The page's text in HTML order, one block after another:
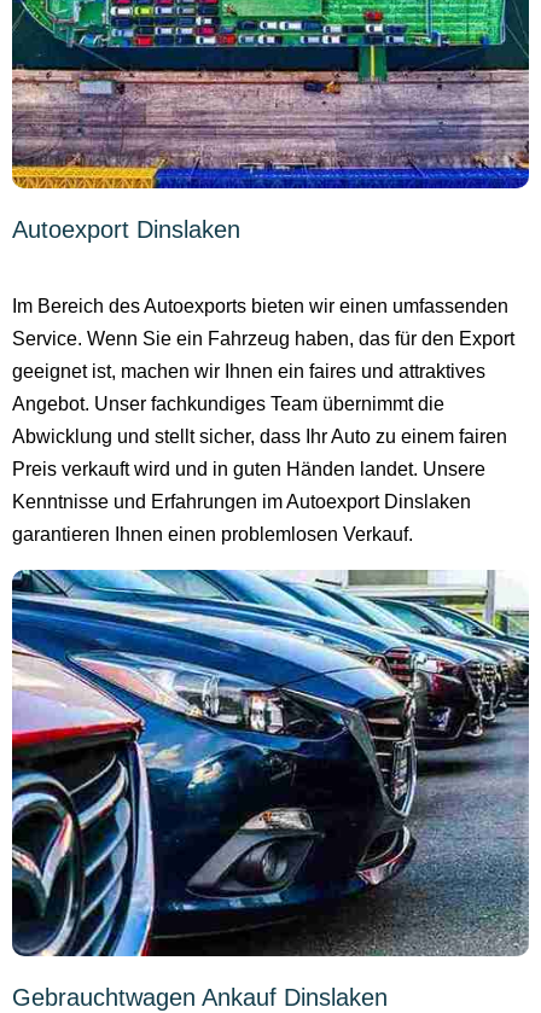
Autoexport Dinslaken
Im Bereich des Autoexports bieten wir einen umfassenden
Service. Wenn Sie ein Fahrzeug haben, das für den Export
geeignet ist, machen wir Ihnen ein faires und attraktives
Angebot. Unser fachkundiges Team übernimmt die
Abwicklung und stellt sicher, dass Ihr Auto zu einem fairen
Preis verkauft wird und in guten Händen landet. Unsere
Kenntnisse und Erfahrungen im Autoexport Dinslaken
garantieren Ihnen einen problemlosen Verkauf.
Gebrauchtwagen Ankauf Dinslaken